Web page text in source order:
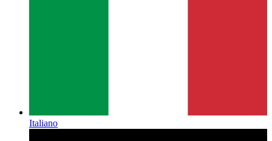
Italiano